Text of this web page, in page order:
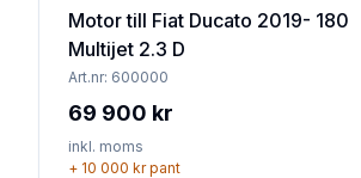
Motor till Fiat Ducato 2019- 180
Multijet 2.3 D
Art.nr: 600000
69 900 kr
inkl. moms
+ 10 000 krpant